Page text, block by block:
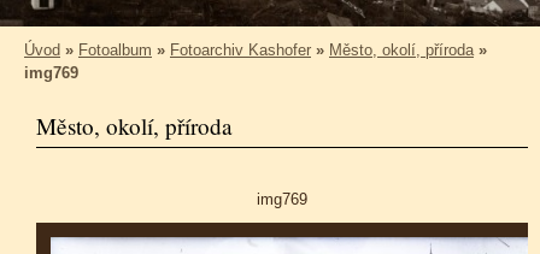
Úvod » Fotoalbum » Fotoarchiv Kashofer » Město, okolí, příroda»
img769
Město, okolí, příroda
img769